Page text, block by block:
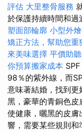
評估 大里整骨服務
於保護持續時間和過
塑面部輪廓 小型外
矯正方法，幫助您重
來美味選擇 平價助
你預算搬家成本 SPF
98％的紫外線，而
意味著結婚，找到
黑，豪華的青銅色
使健康，曬黑的皮
響，需要某些規則和